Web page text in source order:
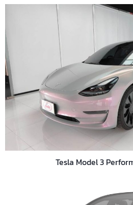
Tesla Model 3